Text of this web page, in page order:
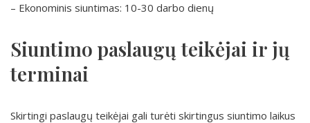
– Ekonominis siuntimas: 10-30 darbo dienų
Siuntimo paslaugų teikėjai ir jų
terminai
Skirtingi paslaugų teikėjai gali turėti skirtingus siuntimo laikus